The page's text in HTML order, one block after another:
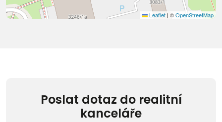
Leaflet | ©OpenStreetMap
Poslat dotaz do realitní
kanceláře